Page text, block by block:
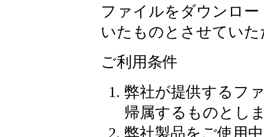
ファイルをダウンロ
いたものとさせてい
ご利用条件
弊社が提供するフ
帰属するものとし
弊社製品をご使用